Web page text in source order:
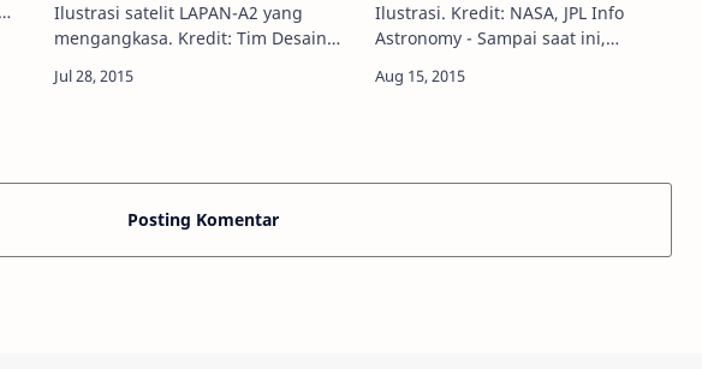
Ilustrasi satelit LAPAN-A2 yang
mengangkasa. Kredit: Tim Desain
Astronomy - Rencana peluncuran
Ilustrasi. Kredit: NASA, JPL Info
Astronomy - Sampai saat ini,
Union (IAU) masih menjadi lembaga
Posting Komentar